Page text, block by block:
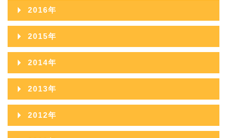
2017年12月
2017年11月
2017年10月
2017年09月
2017年08月
2017年07月
2017年06月
2016年
2016年12月
2016年11月
2016年10月
2016年09月
2016年08月
2015年
2015年12月
2015年11月
2015年10月
2015年09月
2014年
2014年12月
2014年11月
2014年10月
2013年
2013年12月
2013年11月
2012年
2012年12月